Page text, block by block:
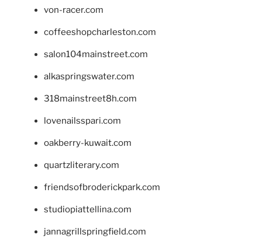
von-racer.com
coffeeshopcharleston.com
salon104mainstreet.com
alkaspringswater.com
318mainstreet8h.com
lovenailsspari.com
oakberry-kuwait.com
quartzliterary.com
friendsofbroderickpark.com
studiopiattellina.com
jannagrillspringfield.com